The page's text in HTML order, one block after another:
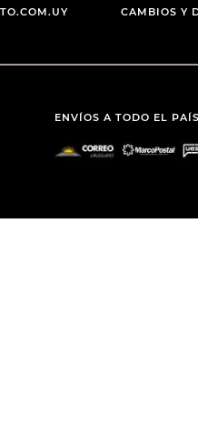
CAMBIOS Y
ENVÍOS A TODO EL PAÍS